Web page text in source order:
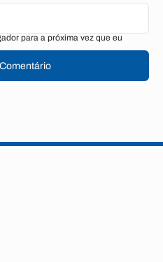
para a próxima vez que eu